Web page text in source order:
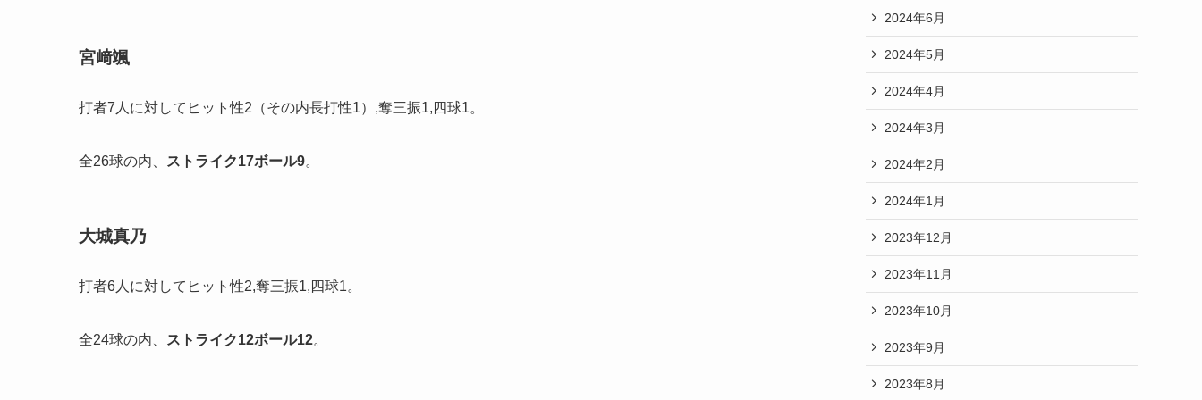
宮﨑颯
打者7人に対してヒット性2（その内長打性1）,奪三振1,四球1。
全26球の内、 ストライク17ボール9。
大城真乃
打者6人に対してヒット性2,奪三振1,四球1。
全24球の内、 ストライク12ボール12。
2024年6月
2024年5月
2024年4月
2024年3月
2024年2月
2024年1月
2023年12月
2023年11月
2023年10月
2023年9月
2023年8月